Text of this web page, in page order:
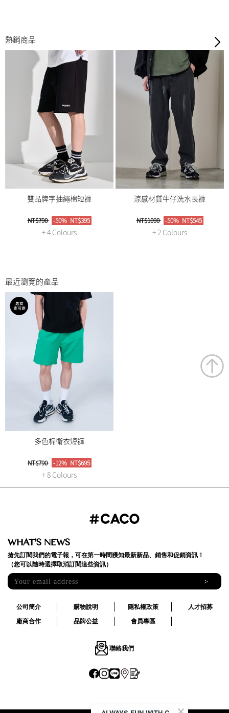
熱銷商品
雙品牌字抽繩棉短褲
NT$790 -50% NT$395
+ 4 Colours
涼感材質牛仔洗水長褲
NT$1090 -50% NT$545
+ 2 Colours
最近瀏覽的產品
多色棉衛衣短褲
NT$790 -12% NT$695
+ 8 Colours
WHAT'S NEWS
搶先訂閱我們的電子報，可在第一時間獲知最新新品、銷售和促銷資訊！
（您可以隨時選擇取消訂閱這些資訊）
>
公司簡介 購物說明 隱私權政策
人才招募
廠商合作
品牌公益 會員專區
聯絡我們